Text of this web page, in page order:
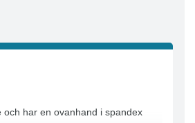
har en ovanhand i spandex